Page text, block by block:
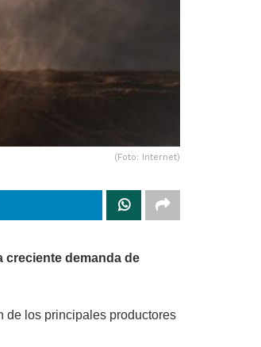
(Foto: Internet)
creciente demanda de
de los principales productores